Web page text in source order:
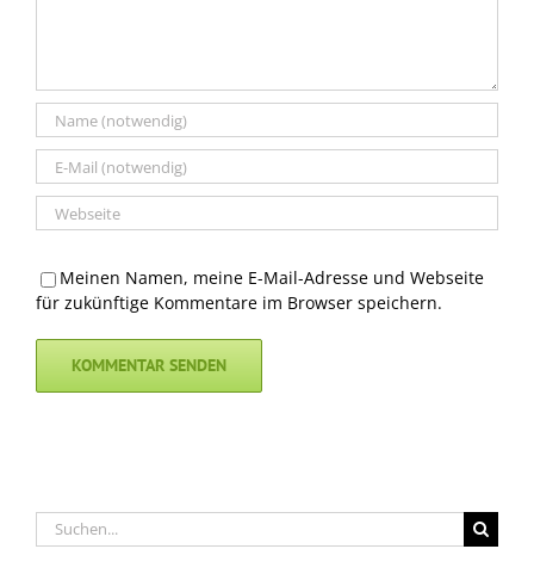
Meinen Namen, meine E-Mail-Adresse und Webseite
für zukünftige Kommentare im Browser speichern.
Suche
nach: